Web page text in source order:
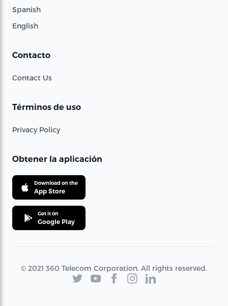
Spanish
English
Contacto
Contact Us
Términos de uso
Privacy Policy
Obtener la aplicación
Download on the
App Store
Get it on
Google Play
© 2021 360 Telecom Corporation. All rights reserved.